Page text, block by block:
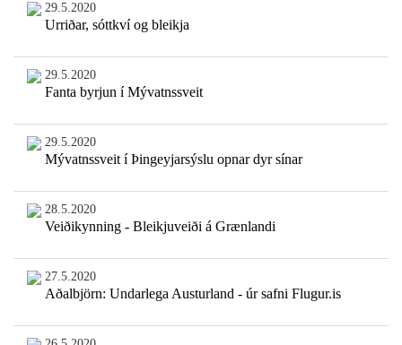
29.5.2020
Urriðar, sóttkví og bleikja
29.5.2020
Fanta byrjun í Mývatnssveit
29.5.2020
Mývatnssveit í Þingeyjarsýslu opnar dyr sínar
28.5.2020
Veiðikynning - Bleikjuveiði á Grænlandi
27.5.2020
Aðalbjörn: Undarlega Austurland - úr safni Flugur.is